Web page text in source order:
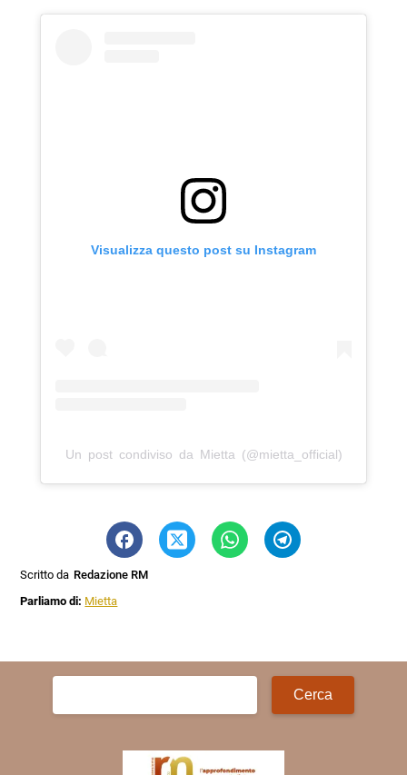
Visualizza questo post su Instagram
Un post condiviso da Mietta (@mietta_official)
Scritto da Redazione RM
Parliamo di: Mietta
Ricerca